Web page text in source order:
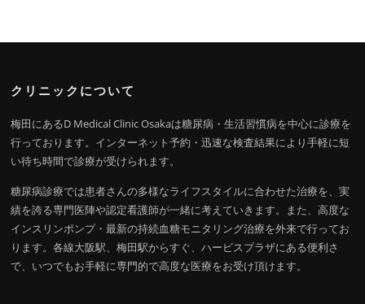
クリニックについて
梅田にあるD Medical Clinic Osakaは糖尿病・生活習慣病を中心に診療を
行っております。インターネット予約・迅速な検査結果により手軽に短
い待ち時間で診療が受けられます。
糖尿病診療では患者さんの多様なライフスタイルに合わせた治療を、実
績を誇る専門医陣や認定看護師が一緒に考えていきます。また、高度な
インスリンポンプ・最新の持続血糖モニタリング治療を外来で行ってお
ります。各線大阪駅、梅田駅からすぐ、ハービスプラザにある便利さ
で、いつでもお手軽に専門的で高度な医療をお受け頂けます。